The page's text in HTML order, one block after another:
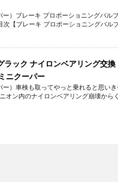
ー）ブレーキ プロポーショニングバル
ブレーキ プロポーショニングバルブ
ラック ナイロンベアリング交
ニクーパー
ー）車検も取ってやっと乗れると思い
オン内のナイロンベアリング崩壊から